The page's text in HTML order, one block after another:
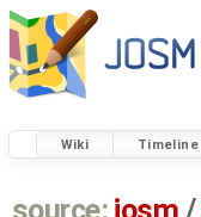
Wiki Timeline